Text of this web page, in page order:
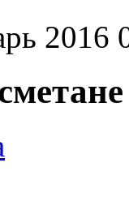
2016